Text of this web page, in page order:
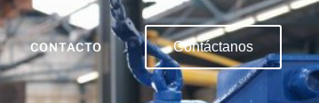
CONTACTO Contáctanos